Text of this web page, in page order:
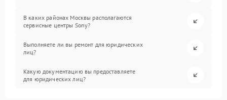
В каких районах Москвы располагаются
сервисные центры Sony?
Выполняете ли вы ремонт для юридических
лиц?
Какую документацию вы предоставляете
для юридических лиц?